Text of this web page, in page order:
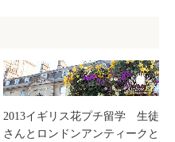
2013イギリス花プチ留学 生徒
さんとロンドンアンティークと